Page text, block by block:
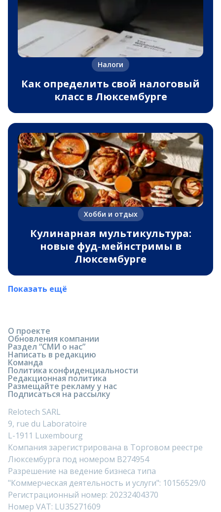
Налоги
Как определить свой налоговый
класс в Люксембурге
Хобби и отдых
Кулинарная мультикультура:
новые фуд‑мейнстримы в
Люксембурге
Показать ещё
О проекте
Обновления компании
Раздел “СМИ о нас”
Написать в редакцию
Команда
Политика конфиденциальности
Редакционная политика
Размещайте рекламу у нас
Подписаться на рассылку
Relotech SARL
9, rue du Laboratoire
L-1911 Luxembourg
Компания зарегистрирована в Торговом реестре
Люксембурга под номером B274954
Разрешение на ведение бизнеса типа
"Коммерческая деятельность и услуги": 10156529/0
Регистрационный номер: 20232404370
Номер VAT: LU35271609